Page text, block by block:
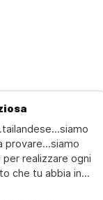
provare...siamo
realizzare ogni
che tu abbia in